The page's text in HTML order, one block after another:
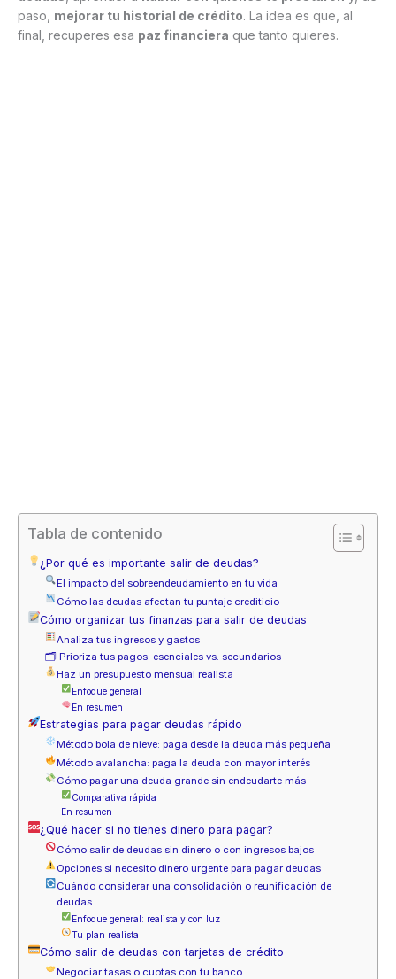
paso, mejorar tu historial de crédito. La idea es que, al
final, recuperes esa paz financiera que tanto quieres.
Tabla de contenido
¿Por qué es importante salir de deudas?
El impacto del sobreendeudamiento en tu vida
Cómo las deudas afectan tu puntaje crediticio
Cómo organizar tus finanzas para salir de deudas
Analiza tus ingresos y gastos
🗂 Prioriza tus pagos: esenciales vs. secundarios
Haz un presupuesto mensual realista
Enfoque general
En resumen
Estrategias para pagar deudas rápido
Método bola de nieve: paga desde la deuda más pequeña
Método avalancha: paga la deuda con mayor interés
Cómo pagar una deuda grande sin endeudarte más
Comparativa rápida
En resumen
¿Qué hacer si no tienes dinero para pagar?
Cómo salir de deudas sin dinero o con ingresos bajos
Opciones si necesito dinero urgente para pagar deudas
Cuándo considerar una consolidación o reunificación de
deudas
Enfoque general: realista y con luz
Tu plan realista
Cómo salir de deudas con tarjetas de crédito
Negociar tasas o cuotas con tu banco